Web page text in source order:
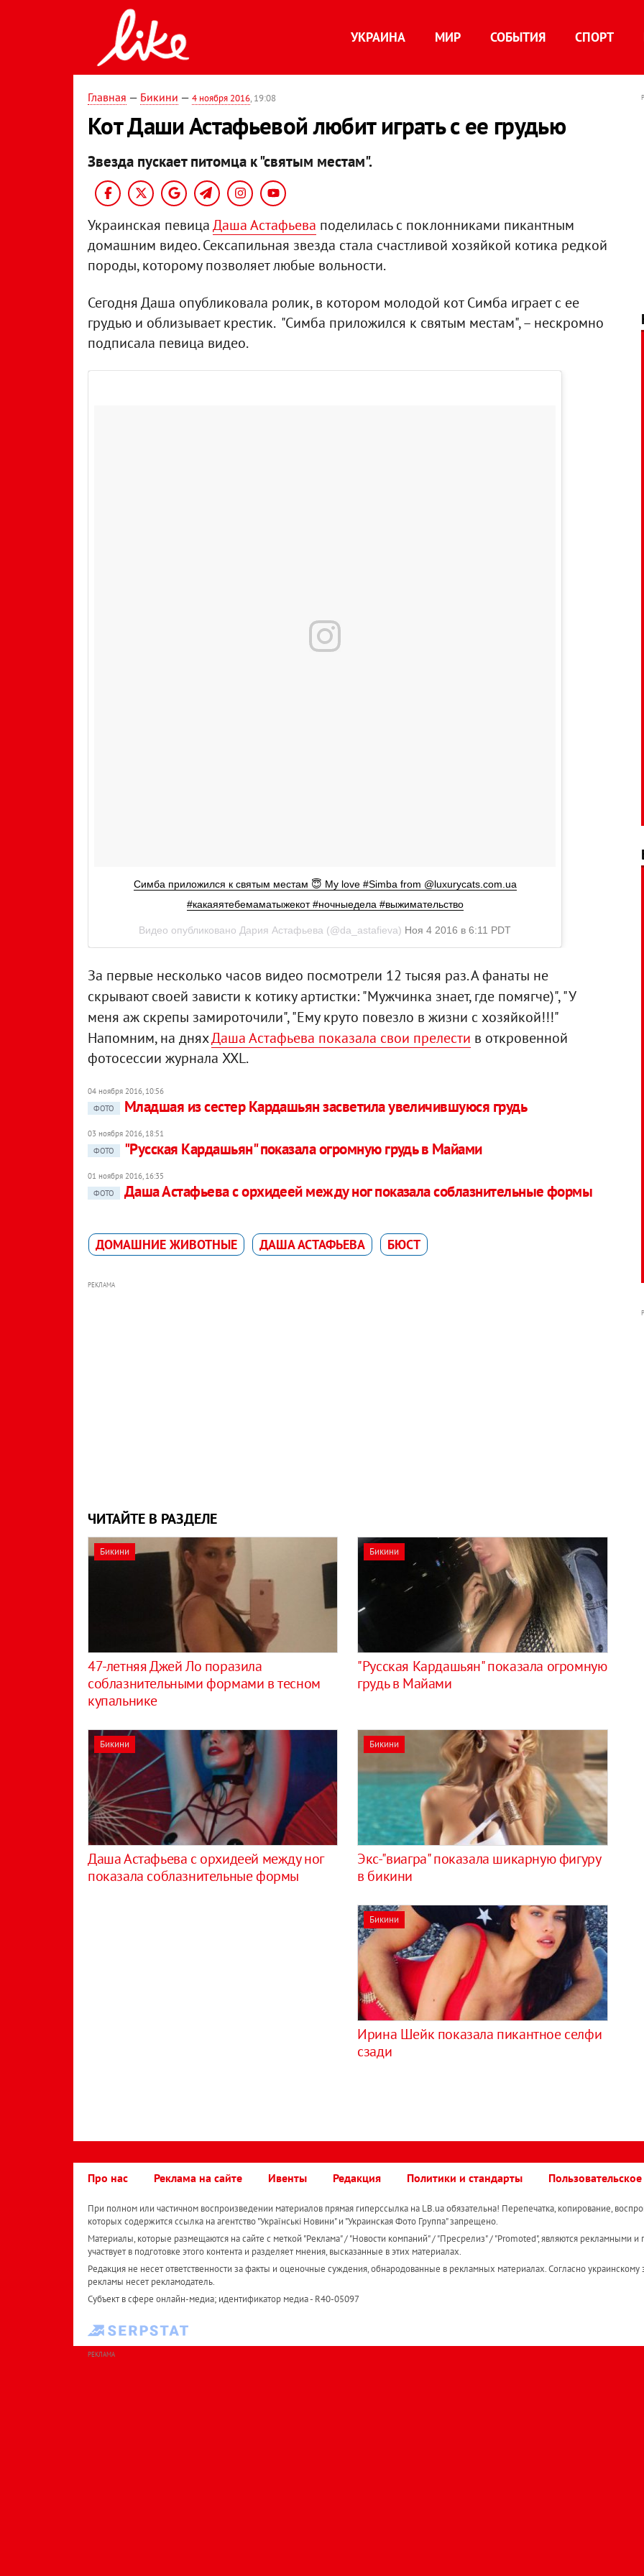
УКРАИНА МИР СОБЫТИЯ СПОРТ
Главная — Бикини — 4 ноября 2016, 19:08
Кот Даши Астафьевой любит играть с ее грудью
Звезда пускает питомца к "святым местам".
Украинская певицаДаша Астафьева поделилась с поклонниками пикантным
домашним видео. Сексапильная звезда стала счастливой хозяйкой котика редкой
породы, которому позволяет любые вольности.
Сегодня Даша опубликовала ролик, в котором молодой кот Симба играет с ее
грудью и облизывает крестик. "Симба приложился к святым местам", – нескромно
подписала певица видео.
Симба приложился к святым местам 😇 My love #Simba from @luxurycats.com.ua
#какаяятебемаматыжекот #ночныедела #выжимательство
Видео опубликовано Дария Астафьева (@da_astafieva) Ноя 4 2016 в 6:11 PDT
За первые несколько часов видео посмотрели 12 тысяя раз. А фанаты не
скрывают своей зависти к котику артистки: "Мужчинка знает, где помягче)", "У
меня аж скрепы замироточили", "Ему круто повезло в жизни с хозяйкой!!!"
Напомним, на дняхДаша Астафьева показала свои прелести в откровенной
фотосессии журнала XXL.
04 ноября 2016, 10:56
ФОТО
Младшая из сестер Кардашьян засветила увеличившуюся грудь
03 ноября 2016, 18:51
ФОТО
"Русская Кардашьян" показала огромную грудь в Майами
01 ноября 2016, 16:35
ФОТО
Даша Астафьева с орхидеей между ног показала соблазнительные формы
ДОМАШНИЕ ЖИВОТНЫЕ ДАША АСТАФЬЕВА БЮСТ
РЕКЛАМА
ЧИТАЙТЕ В РАЗДЕЛЕ
Бикини
47-летняя Джей Ло поразила
соблазнительными формами в тесном
купальнике
Бикини
"Русская Кардашьян" показала огромную
грудь в Майами
Бикини
Даша Астафьева с орхидеей между ног
показала соблазнительные формы
Бикини
Экс-"виагра" показала шикарную фигуру
в бикини
Бикини
Ирина Шейк показала пикантное селфи
сзади
Про нас Реклама на сайте Ивенты Редакция Политики и стандарты
При полном или частичном воспроизведении материалов прямая гиперссылка на LB.ua обязательна! Перепечатка, копирование,
которых содержится ссылка на агентство "Українськi Новини" и "Украинская Фото Группа" запрещено.
Материалы, которые размещаются на сайте с меткой "Реклама" / "Новости компаний" / "Пресрелиз" / "Promoted", являются рекламными и
участвует в подготовке этого контента и разделяет мнения, высказанные в этих материалах.
Редакция не несет ответственности за факты и оценочные суждения, обнародованные в рекламных материалах. Согласно украинскому
рекламы несет рекламодатель.
Субъект в сфере онлайн-медиа; идентификатор медиа - R40-05097
РЕКЛАМА